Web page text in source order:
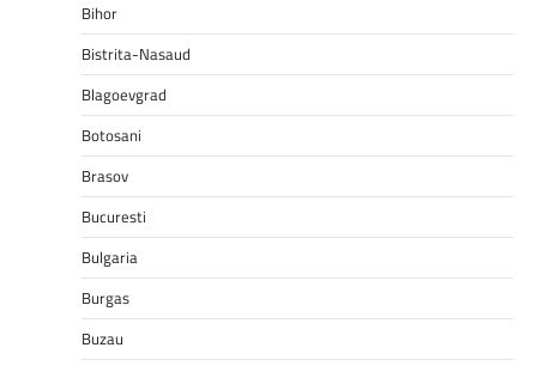
Bihor
Bistrita-Nasaud
Blagoevgrad
Botosani
Brasov
Bucuresti
Bulgaria
Burgas
Buzau